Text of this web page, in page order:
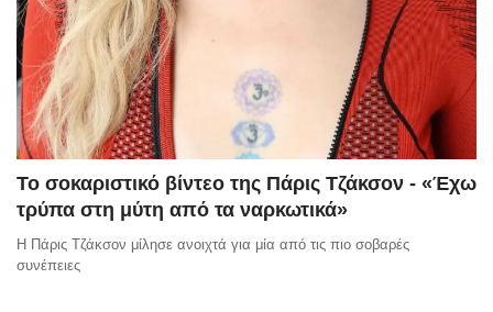
Το σοκαριστικό βίντεο της Πάρις Τζάκσον - «Έχω
τρύπα στη μύτη από τα ναρκωτικά»
Η Πάρις Τζάκσον μίλησε ανοιχτά για μία από τις πιο σοβαρές
συνέπειες